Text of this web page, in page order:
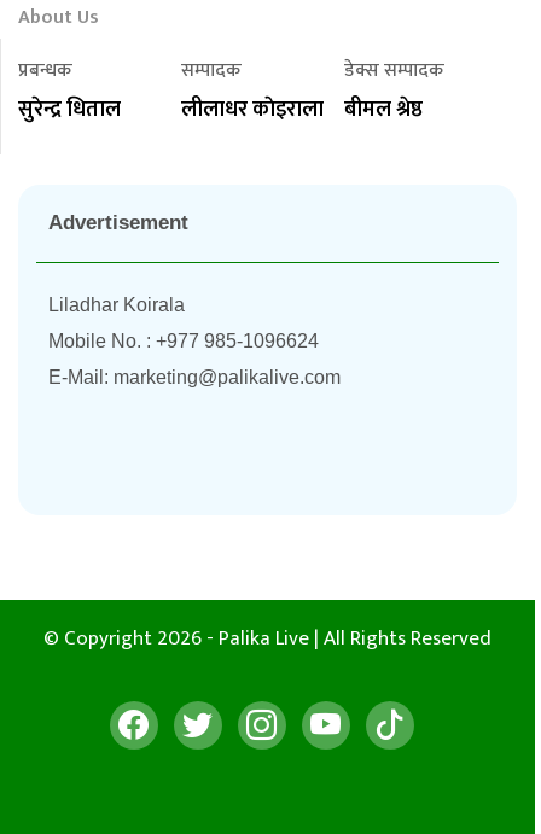
About Us
प्रबन्धक
सुरेन्द्र धिताल
सम्पादक
लीलाधर काेइराला
डेक्स सम्पादक
बीमल श्रेष्ठ
Advertisement
Liladhar Koirala
Mobile No. : +977 985-1096624
E-Mail: marketing@palikalive.com
© Copyright 2026 - Palika Live | All Rights Reserved